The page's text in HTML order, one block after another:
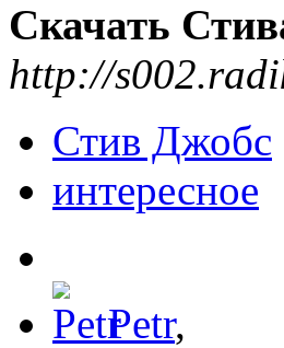
Скачать
http://
Стив Джобс
интересное
Petr,